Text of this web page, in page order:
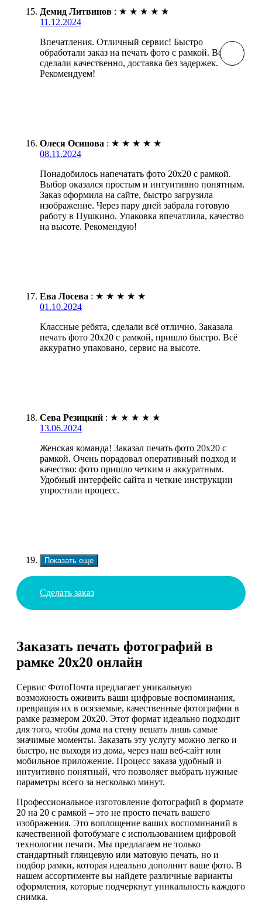
Демид Литвинов : ★ ★ ★ ★ ★
11.12.2024
Впечатления. Отличный сервис! Быстро
обработали заказ на печать фото с рамкой. Все
сделали качественно, доставка без задержек.
Рекомендуем!
Олеся Осипова : ★ ★ ★ ★ ★
08.11.2024
Понадобилось напечатать фото 20х20 с рамкой.
Выбор оказался простым и интуитивно понятным.
Заказ оформила на сайте, быстро загрузила
изображение. Через пару дней забрала готовую
работу в Пушкино. Упаковка впечатлила, качество
на высоте. Рекомендую!
Ева Лосева : ★ ★ ★ ★ ★
01.10.2024
Классные ребята, сделали всё отлично. Заказала
печать фото 20х20 с рамкой, пришло быстро. Всё
аккуратно упаковано, сервис на высоте.
Сева Резицкий : ★ ★ ★ ★ ★
13.06.2024
Женская команда! Заказал печать фото 20х20 с
рамкой. Очень порадовал оперативный подход и
качество: фото пришло четким и аккуратным.
Удобный интерфейс сайта и четкие инструкции
упростили процесс.
Показать еще
Сделать заказ
Заказать печать фотографий в
рамке 20х20 онлайн
Сервис ФотоПочта предлагает уникальную
возможность оживить ваши цифровые воспоминания,
превращая их в осязаемые, качественные фотографии в
рамке размером 20х20. Этот формат идеально подходит
для того, чтобы дома на стену вешать лишь самые
значимые моменты. Заказать эту услугу можно легко и
быстро, не выходя из дома, через наш веб-сайт или
мобильное приложение. Процесс заказа удобный и
интуитивно понятный, что позволяет выбрать нужные
параметры всего за несколько минут.
Профессиональное изготовление фотографий в формате
20 на 20 с рамкой – это не просто печать вашего
изображения. Это воплощение ваших воспоминаний в
качественной фотобумаге с использованием цифровой
технологии печати. Мы предлагаем не только
стандартный глянцевую или матовую печать, но и
подбор рамки, которая идеально дополнит ваше фото. В
нашем ассортименте вы найдете различные варианты
оформления, которые подчеркнут уникальность каждого
снимка.